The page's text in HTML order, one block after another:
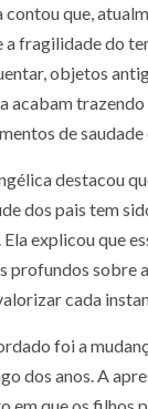
que,
a fragilidade do
objetos
acabam
de
destacou
dos pais tem
explicou que
profundos sobre
cada
foi a
dos anos. A